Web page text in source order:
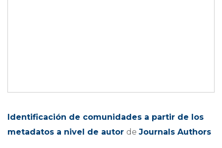
Identificación de comunidades a partir de los
metadatos a nivel de autor de Journals Authors